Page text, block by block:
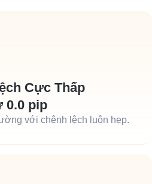
Cực Thấp
0.0 pip
với chênh lệch luôn hẹp.